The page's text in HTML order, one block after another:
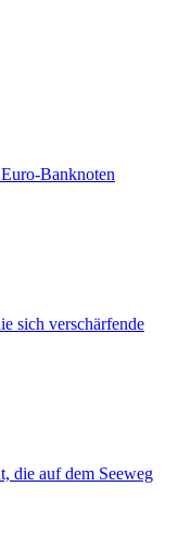
Banknoten
sich verschärfende
die auf dem Seeweg